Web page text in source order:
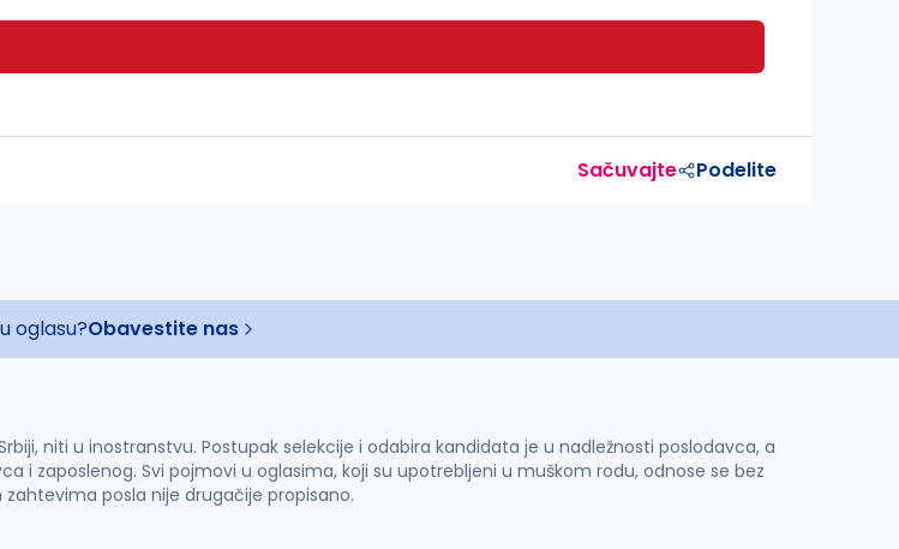
Sačuvajte Podelite
oglasu?Obavestite nas
niti u inostranstvu. Postupak selekcije i odabira kandidata je u nadležnosti poslodavca, a
i zaposlenog. Svi pojmovi u oglasima, koji su upotrebljeni u muškom rodu, odnose se bez
posla nije drugačije propisano.